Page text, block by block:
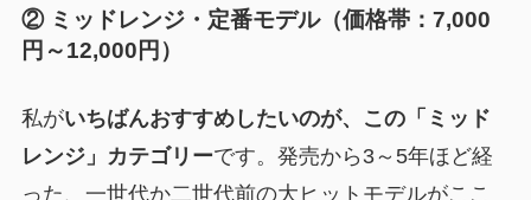
② ミッドレンジ・定番モデル（価格帯：7,000
円～12,000円）
私がいちばんおすすめしたいのが、この「ミッド
レンジ」カテゴリーです。発売から3～5年ほど経
った、一世代か二世代前の大ヒットモデルがここ